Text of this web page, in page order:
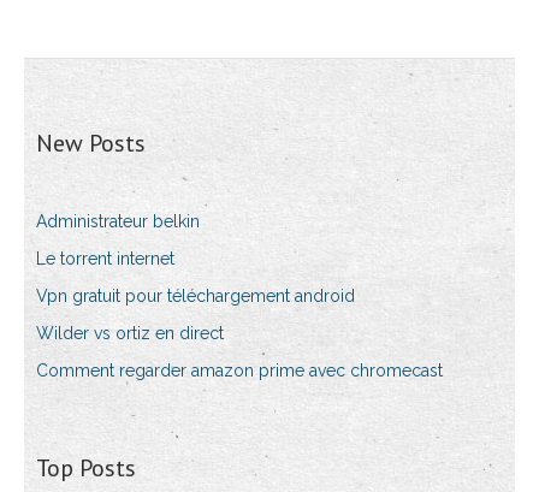
New Posts
Administrateur belkin
Le torrent internet
Vpn gratuit pour téléchargement android
Wilder vs ortiz en direct
Comment regarder amazon prime avec chromecast
Top Posts